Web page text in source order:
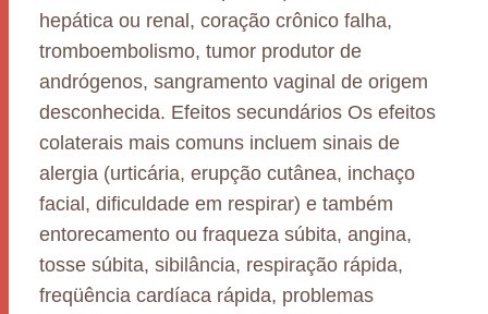
hepática ou renal, coração crônico falha,
tromboembolismo, tumor produtor de
andrógenos, sangramento vaginal de origem
desconhecida. Efeitos secundários Os efeitos
colaterais mais comuns incluem sinais de
alergia (urticária, erupção cutânea, inchaço
facial, dificuldade em respirar) e também
entorecamento ou fraqueza súbita, angina,
tosse súbita, sibilância, respiração rápida,
freqüência cardíaca rápida, problemas